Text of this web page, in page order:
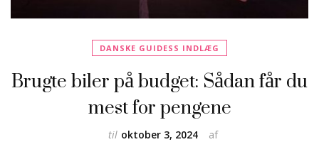
DANSKE GUIDESS INDLÆG
Brugte biler på budget: Sådan får du
mest for pengene
af
til oktober 3, 2024